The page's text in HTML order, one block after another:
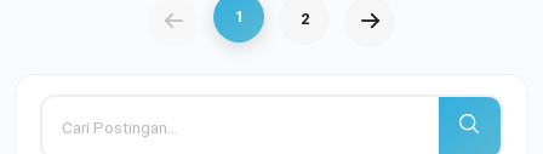
1 2